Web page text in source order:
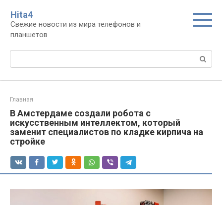
контенту
Нita4
Свежие новости из мира телефонов и
планшетов
Поиск:
Главная
В Амстердаме создали робота с
искусственным интеллектом, который
заменит специалистов по кладке кирпича на
стройке